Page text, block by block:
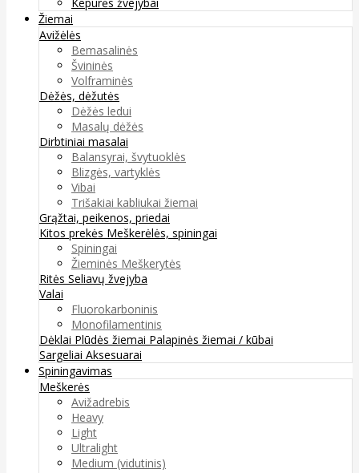
Žiemai
Avižėlės
Bemasalinės
Švininės
Volframinės
Dėžės, dėžutės
Dėžės ledui
Masalų dėžės
Dirbtiniai masalai
Balansyrai, švytuoklės
Blizgės, vartyklės
Vibai
Trišakiai kabliukai žiemai
Grąžtai, peikenos, priedai
Kitos prekės Meškerėlės, spiningai
Spiningai
Žieminės Meškerytės
Ritės Seliavų žvejyba
Valai
Fluorokarboninis
Monofilamentinis
Dėklai Plūdės žiemai Palapinės žiemai / kūbai
Sargeliai Aksesuarai
Spiningavimas
Meškerės
Avižadrebis
Heavy
Light
Ultralight
Medium (vidutinis)